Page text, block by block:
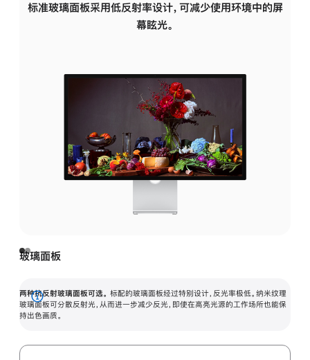
标准玻璃面板采用低反射率设计，可减少使用环境中的屏
幕眩光。
玻璃面板
两种抗反射玻璃面板可选。 标配的玻璃面板经过特别设计，反光率极低。纳米纹理
玻璃面板可分散反射光，从而进一步减少反光，即使在高亮光源的工作场所也能保
持出色画质。
展
开